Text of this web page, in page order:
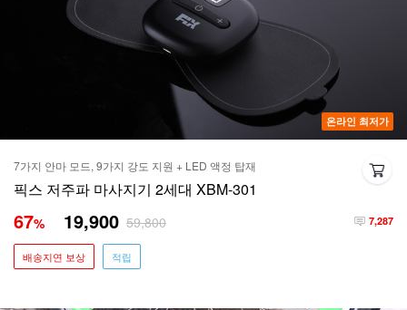
온라인 최저가
7가지 안마 모드, 9가지 강도 지원 + LED 액정 탑재
픽스 저주파 마사지기 2세대 XBM-301
7,287
67% 19,900 59,800
배송지연 보상 적립